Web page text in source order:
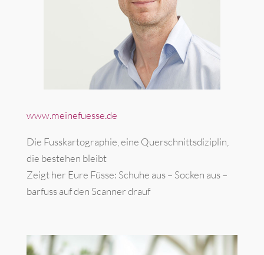
www.meinefuesse.de
Die Fusskartographie, eine Querschnittsdiziplin,
die bestehen bleibt
Zeigt her Eure Füsse: Schuhe aus – Socken aus –
barfuss auf den Scanner drauf